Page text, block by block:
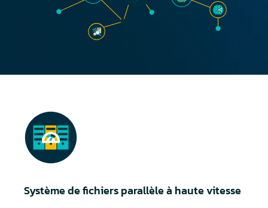
Système de fichiers parallèle à haute vitesse